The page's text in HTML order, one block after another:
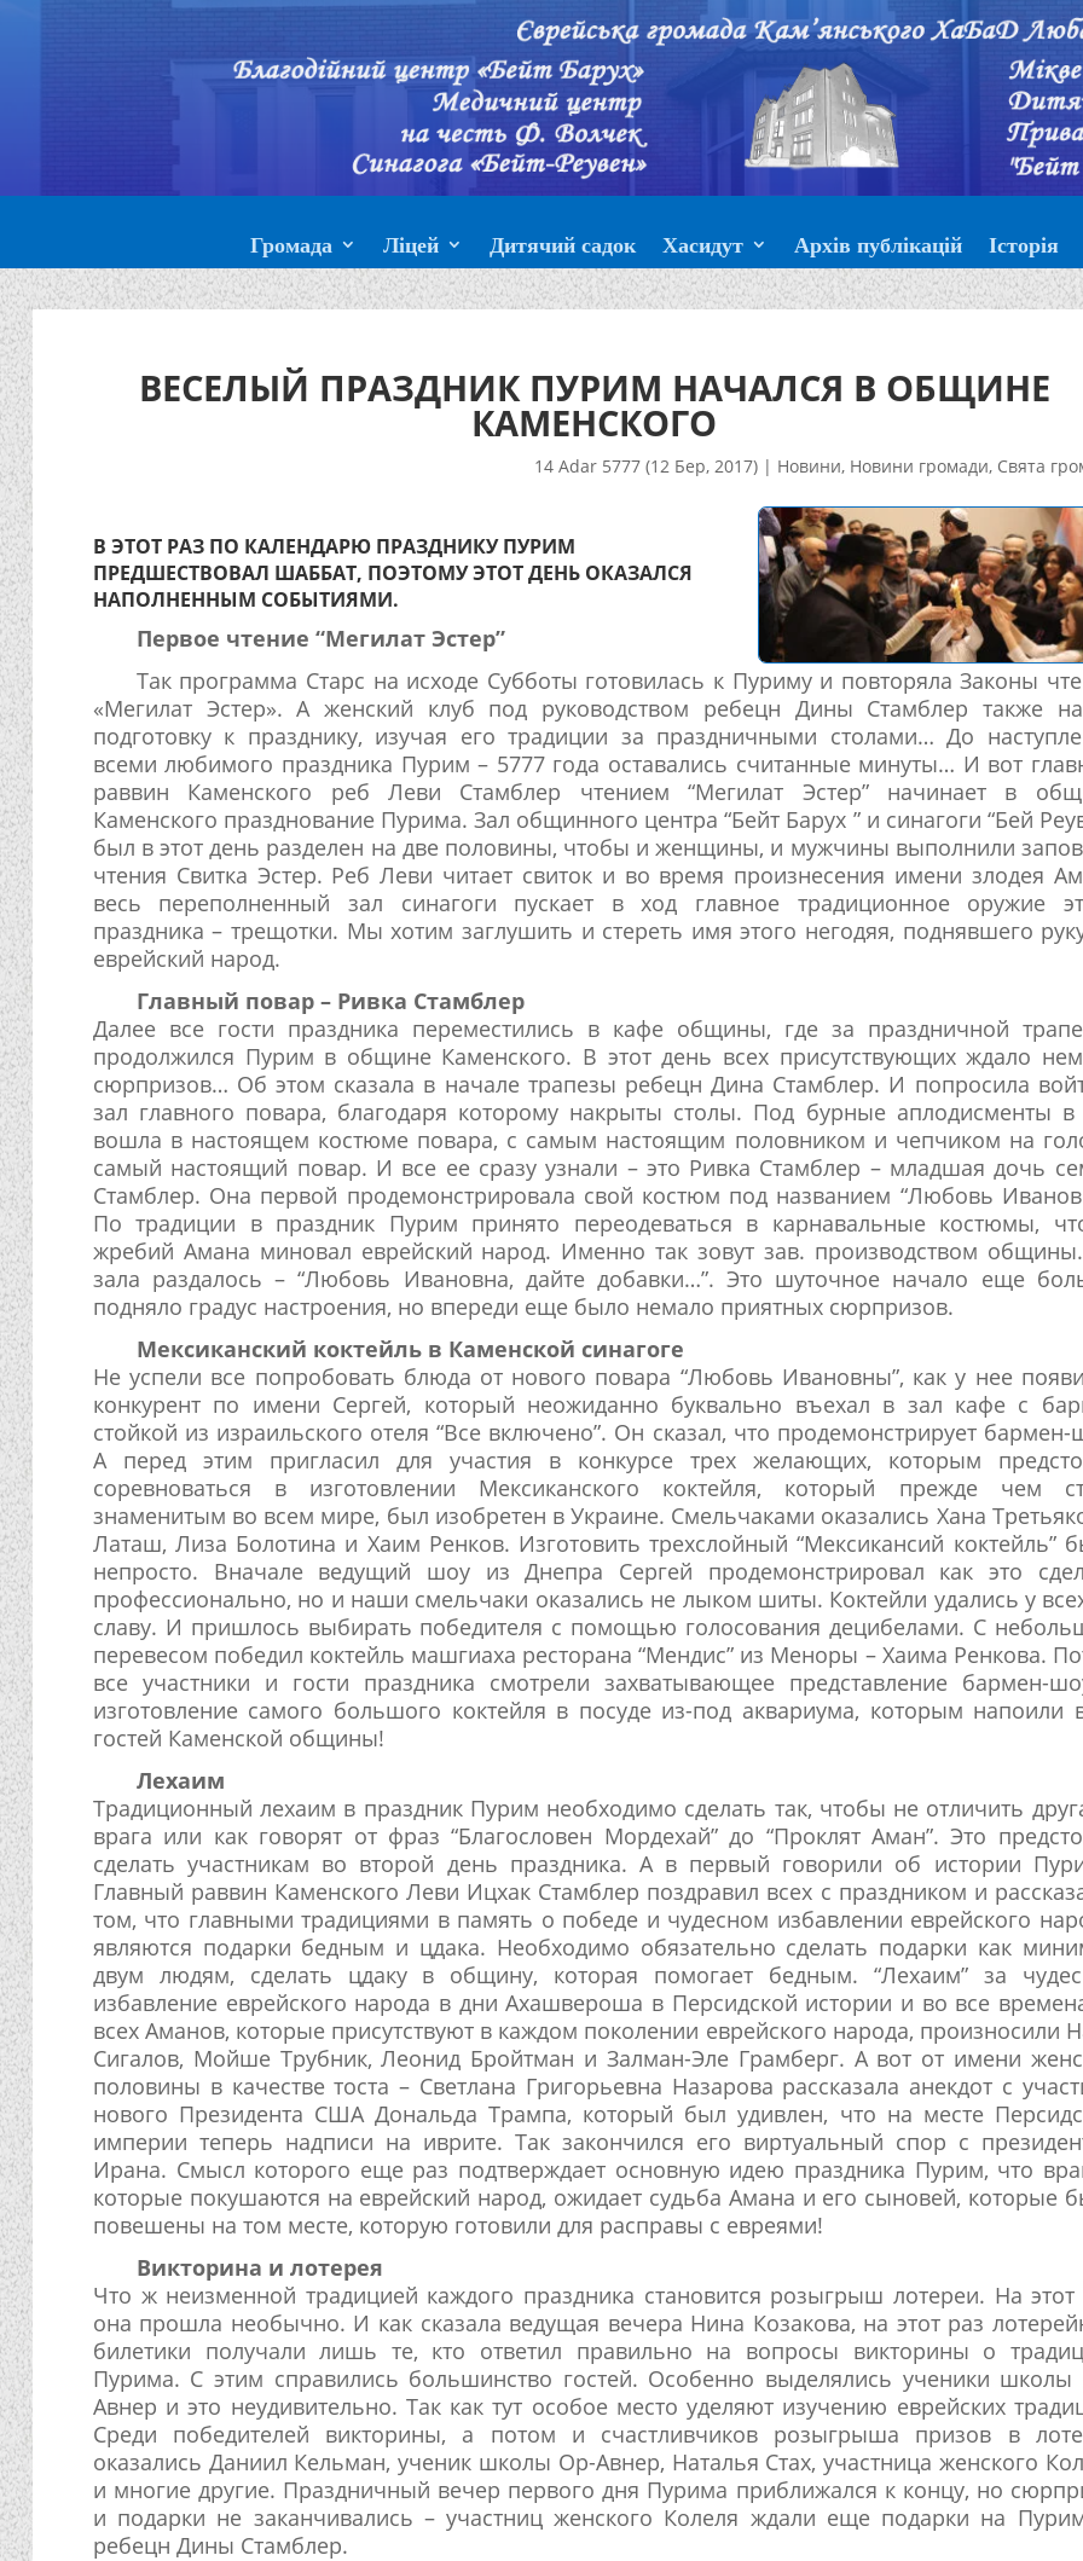
Громада Ліцей Дитячий садок Хасидут Архів публікацій Історія
ВЕСЕЛЫЙ ПРАЗДНИК ПУРИМ НАЧАЛСЯ В ОБЩИНЕ
КАМЕНСКОГО
14 Adar 5777 (12 Бер, 2017)| Новини, Новини громади, Свята
В ЭТОТ РАЗ ПО КАЛЕНДАРЮ ПРАЗДНИКУ ПУРИМ
ПРЕДШЕСТВОВАЛ ШАББАТ, ПОЭТОМУ ЭТОТ ДЕНЬ ОКАЗАЛСЯ
НАПОЛНЕННЫМ СОБЫТИЯМИ.
Первое чтение “Мегилат Эстер”
Так программа Старс на исходе Субботы готовилась к Пуриму и повторяла Законы
«Мегилат Эстер». А женский клуб под руководством ребецн Дины Стамблер также
подготовку к празднику, изучая его традиции за праздничными столами… До
всеми любимого праздника Пурим – 5777 года оставались считанные минуты… И вот
раввин Каменского реб Леви Стамблер чтением “Мегилат Эстер” начинает в
Каменского празднование Пурима. Зал общинного центра “Бейт Барух ” и синагоги “Бей
был в этот день разделен на две половины, чтобы и женщины, и мужчины выполнили
чтения Свитка Эстер. Реб Леви читает свиток и во время произнесения имени злодея
весь переполненный зал синагоги пускает в ход главное традиционное оружие
праздника – трещотки. Мы хотим заглушить и стереть имя этого негодяя, поднявшего
еврейский народ.
Главный повар – Ривка Стамблер
Далее все гости праздника переместились в кафе общины, где за праздничной
продолжился Пурим в общине Каменского. В этот день всех присутствующих ждало
сюрпризов… Об этом сказала в начале трапезы ребецн Дина Стамблер. И попросила
зал главного повара, благодаря которому накрыты столы. Под бурные аплодисменты в
вошла в настоящем костюме повара, с самым настоящим половником и чепчиком на
самый настоящий повар. И все ее сразу узнали – это Ривка Стамблер – младшая дочь
Стамблер. Она первой продемонстрировала свой костюм под названием “Любовь
По традиции в праздник Пурим принято переодеваться в карнавальные костюмы,
жребий Амана миновал еврейский народ. Именно так зовут зав. производством
зала раздалось – “Любовь Ивановна, дайте добавки…”. Это шуточное начало еще
подняло градус настроения, но впереди еще было немало приятных сюрпризов.
Мексиканский коктейль в Каменской синагоге
Не успели все попробовать блюда от нового повара “Любовь Ивановны”, как у нее
конкурент по имени Сергей, который неожиданно буквально въехал в зал кафе с
стойкой из израильского отеля “Все включено”. Он сказал, что продемонстрирует бармен-
А перед этим пригласил для участия в конкурсе трех желающих, которым
соревноваться в изготовлении Мексиканского коктейля, который прежде чем
знаменитым во всем мире, был изобретен в Украине. Смельчаками оказались Хана
Латаш, Лиза Болотина и Хаим Ренков. Изготовить трехслойный “Мексикансий коктейль”
непросто. Вначале ведущий шоу из Днепра Сергей продемонстрировал как это
профессионально, но и наши смельчаки оказались не лыком шиты. Коктейли удались у
славу. И пришлось выбирать победителя с помощью голосования децибелами. С
перевесом победил коктейль машгиаха ресторана “Мендис” из Меноры – Хаима Ренкова.
все участники и гости праздника смотрели захватывающее представление бармен-
изготовление самого большого коктейля в посуде из-под аквариума, которым напоили
гостей Каменской общины!
Лехаим
Традиционный лехаим в праздник Пурим необходимо сделать так, чтобы не отличить
врага или как говорят от фраз “Благословен Мордехай” до “Проклят Аман”. Это
сделать участникам во второй день праздника. А в первый говорили об истории
Главный раввин Каменского Леви Ицхак Стамблер поздравил всех с праздником и
том, что главными традициями в память о победе и чудесном избавлении еврейского
являются подарки бедным и цдака. Необходимо обязательно сделать подарки как
двум людям, сделать цдаку в общину, которая помогает бедным. “Лехаим” за
избавление еврейского народа в дни Ахашвероша в Персидской истории и во все
всех Аманов, которые присутствуют в каждом поколении еврейского народа, произносили
Сигалов, Мойше Трубник, Леонид Бройтман и Залман-Эле Грамберг. А вот от имени
половины в качестве тоста – Светлана Григорьевна Назарова рассказала анекдот с
нового Президента США Дональда Трампа, который был удивлен, что на месте
империи теперь надписи на иврите. Так закончился его виртуальный спор с
Ирана. Смысл которого еще раз подтверждает основную идею праздника Пурим, что
которые покушаются на еврейский народ, ожидает судьба Амана и его сыновей, которые
повешены на том месте, которую готовили для расправы с евреями!
Викторина и лотерея
Что ж неизменной традицией каждого праздника становится розыгрыш лотереи. На этот
она прошла необычно. И как сказала ведущая вечера Нина Козакова, на этот раз
билетики получали лишь те, кто ответил правильно на вопросы викторины о
Пурима. С этим справились большинство гостей. Особенно выделялись ученики
Авнер и это неудивительно. Так как тут особое место уделяют изучению еврейских
Среди победителей викторины, а потом и счастливчиков розыгрыша призов в
оказались Даниил Кельман, ученик школы Ор-Авнер, Наталья Стах, участница женского
и многие другие. Праздничный вечер первого дня Пурима приближался к концу, но
и подарки не заканчивались – участниц женского Колеля ждали еще подарки на
ребецн Дины Стамблер.